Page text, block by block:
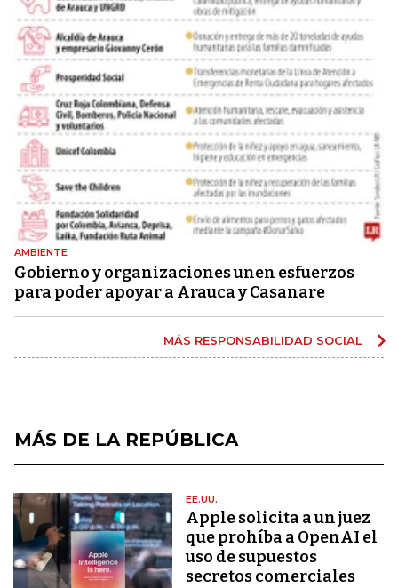
AMBIENTE
Gobierno y organizaciones unen esfuerzos
para poder apoyar a Arauca y Casanare
MÁS RESPONSABILIDAD SOCIAL
MÁS DE LA REPÚBLICA
EE.UU.
Apple solicita a un juez
que prohíba a OpenAI el
uso de supuestos
secretos comerciales